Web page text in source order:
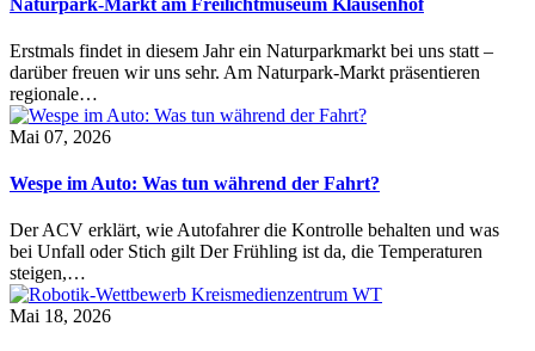
Erstmals findet in diesem Jahr ein Naturparkmarkt bei uns statt –
darüber freuen wir uns sehr. Am Naturpark-Markt präsentieren
regionale…
Mai 07, 2026
Wespe im Auto: Was tun während der Fahrt?
Der ACV erklärt, wie Autofahrer die Kontrolle behalten und was
bei Unfall oder Stich gilt Der Frühling ist da, die Temperaturen
steigen,…
Mai 18, 2026